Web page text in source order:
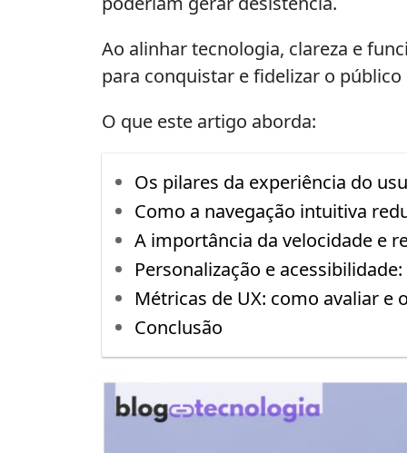
Ao alinhar tecnologia, clareza e
para conquistar e fidelizar o
O que este artigo aborda:
Os pilares da experiência do
Como a navegação intuitiva
A importância da velocidade e
Personalização e
Métricas de UX: como avaliar
Conclusão